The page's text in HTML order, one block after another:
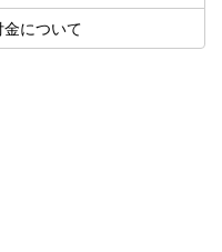
について